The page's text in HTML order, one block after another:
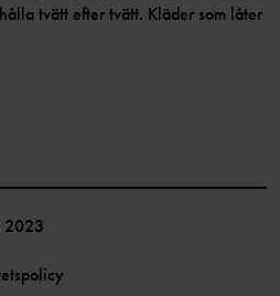
tvätt efter tvätt. Kläder som låter
2023